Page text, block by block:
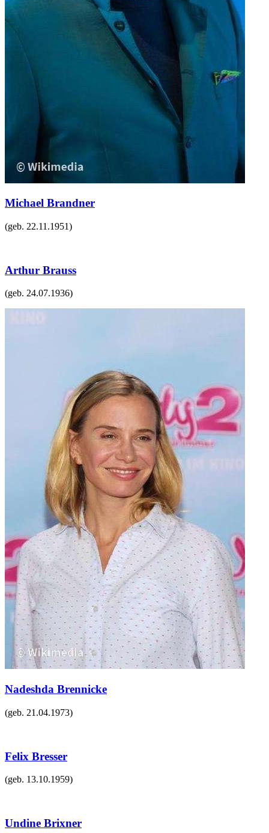
Michael Brandner
(geb. 22.11.1951)
Arthur Brauss
(geb. 24.07.1936)
Nadeshda Brennicke
(geb. 21.04.1973)
Felix Bresser
(geb. 13.10.1959)
Undine Brixner